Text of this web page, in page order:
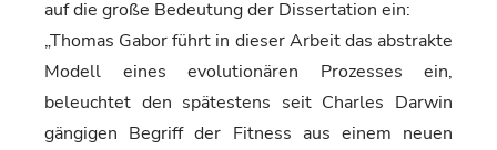
auf die große Bedeutung der Dissertation ein:
„Thomas Gabor führt in dieser Arbeit das abstrakte
Modell eines evolutionären Prozesses ein,
beleuchtet den spätestens seit Charles Darwin
gängigen Begriff der Fitness aus einem neuen